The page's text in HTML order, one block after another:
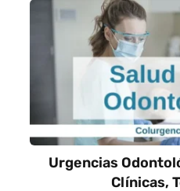
Urgencias
Clínicas,